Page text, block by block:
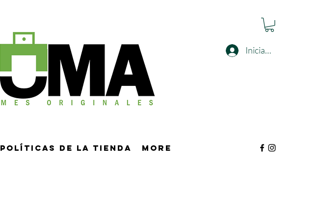
Iniciar sesión
Políticas de la tienda More